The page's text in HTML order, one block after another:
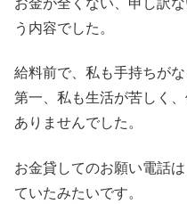
う内容でした。
給料前で、私も手持ちが
第一、私も生活が苦しく
ありませんでした。
お金貸してのお願い電話
ていたみたいです。